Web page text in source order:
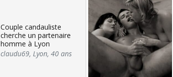
Couple candauliste
cherche un partenaire
homme à Lyon
claudu69, Lyon, 40 ans